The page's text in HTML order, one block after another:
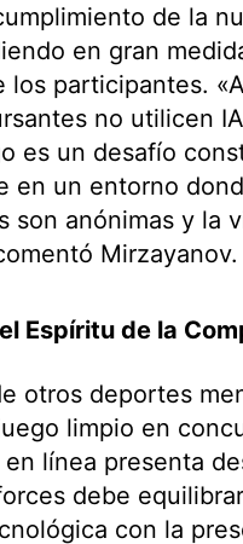
de la
en gran
los participantes.
no utilicen
es un desafío
en un entorno
son anónimas y la
Mirzayanov.
Espíritu de la
otros deportes
limpio en
línea presenta
debe
con la